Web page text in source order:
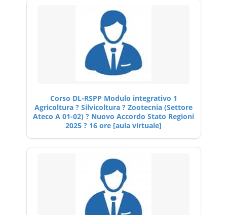
Corso DL-RSPP Modulo integrativo 1
Agricoltura ? Silvicoltura ? Zootecnia (Settore
Ateco A 01-02) ? Nuovo Accordo Stato Regioni
2025 ? 16 ore [aula virtuale]